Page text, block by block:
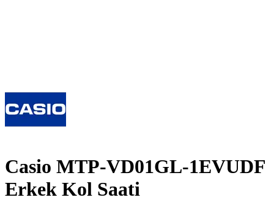
Casio MTP-VD01GL-1EVUDF
Erkek Kol Saati